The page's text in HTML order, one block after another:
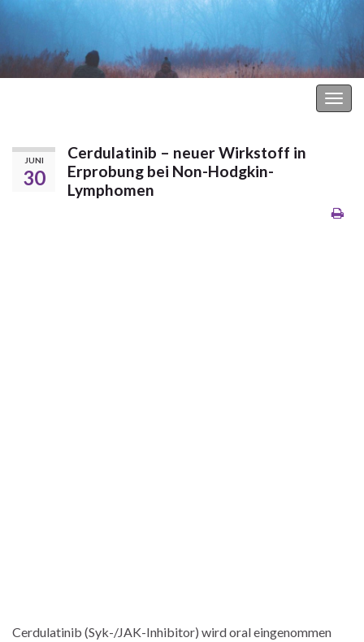
JUNI
30
Cerdulatinib – neuer Wirkstoff in
Erprobung bei Non-Hodgkin-
Lymphomen
Cerdulatinib (Syk-/JAK-Inhibitor) wird oral eingenommen